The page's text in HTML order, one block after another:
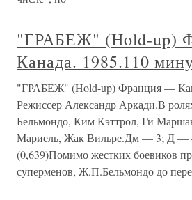
"ГРАБЕЖ" (Hold-up)
Канада. 1985.110
"ГРАБЕЖ" (Hold-up) Франция —
Режиссер Александр Аркади.В
Бельмондо, Ким Кэттрол, Ги
Мариель, Жак Вильре.Дм — 3; Д —
(0,639)Помимо жестких боевиков
суперменов, Ж.П.Бельмондо до